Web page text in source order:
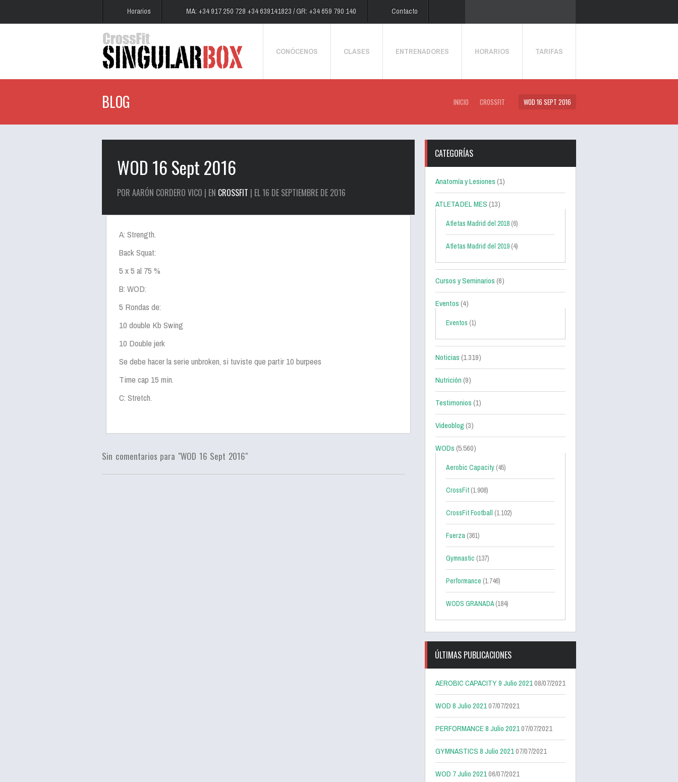
Horarios MA: +34 917 250 728 +34 639141823 / GR: +34 659 790 140 Contacto
CONÓCENOS CLASES ENTRENADORES HORARIOS TARIFAS
BLOG INICIO CROSSFIT WOD 16 SEPT 2016
WOD 16 Sept 2016
POR AARÓN CORDERO VICO | EN CROSSFIT | EL 16 DE SEPTIEMBRE DE 2016
A: Strength.
Back Squat:
5 x 5 al 75 %
B: WOD:
5 Rondas de:
10 double Kb Swing
10 Double jerk
Se debe hacer la serie unbroken, si tuviste que partir 10 burpees
Time cap 15 min.
C: Stretch.
Sin comentarios para "WOD 16 Sept 2016"
CATEGORÍAS
Anatomía y Lesiones(1)
ATLETA DEL MES(13)
Atletas Madrid del 2018 (6)
Atletas Madrid del 2019 (4)
Cursos y Seminarios(6)
Eventos(4)
Eventos (1)
Noticias(1.319)
Nutrición(9)
Testimonios(1)
Videoblog(3)
WODs(5.560)
Aerobic Capacity (45)
CrossFit (1.908)
CrossFit Football (1.102)
Fuerza (361)
Gymnastic (137)
Performance (1.746)
WODS GRANADA(184)
ÚLTIMAS PUBLICACIONES
AEROBIC CAPACITY 9 Julio 202108/07/2021
WOD 8 Julio 202107/07/2021
PERFORMANCE 8 Julio 202107/07/2021
GYMNASTICS 8 Julio 202107/07/2021
WOD 7 Julio 202106/07/2021